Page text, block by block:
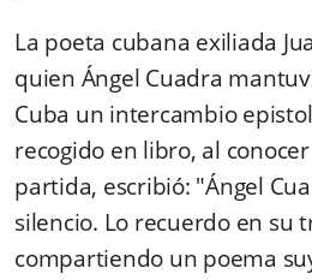
La poeta cubana exiliada
quien Ángel Cuadra
Cuba un intercambio
recogido en libro, al
partida, escribió: "Ángel
silencio. Lo recuerdo en su
compartiendo un poema